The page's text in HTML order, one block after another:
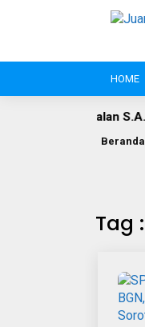
HOME
S.A. Tirtayasa Lebak:
Beranda
Tag